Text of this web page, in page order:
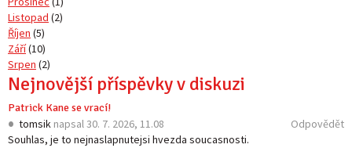
Listopad (2)
Říjen (5)
Září(10)
Srpen (2)
Nejnovější příspěvky v diskuzi
Patrick Kane se vrací!
tomsik napsal30. 7. 2026, 11.08
Souhlas, je to nejnaslapnutejsi hvezda soucasnosti.
Odpovědět